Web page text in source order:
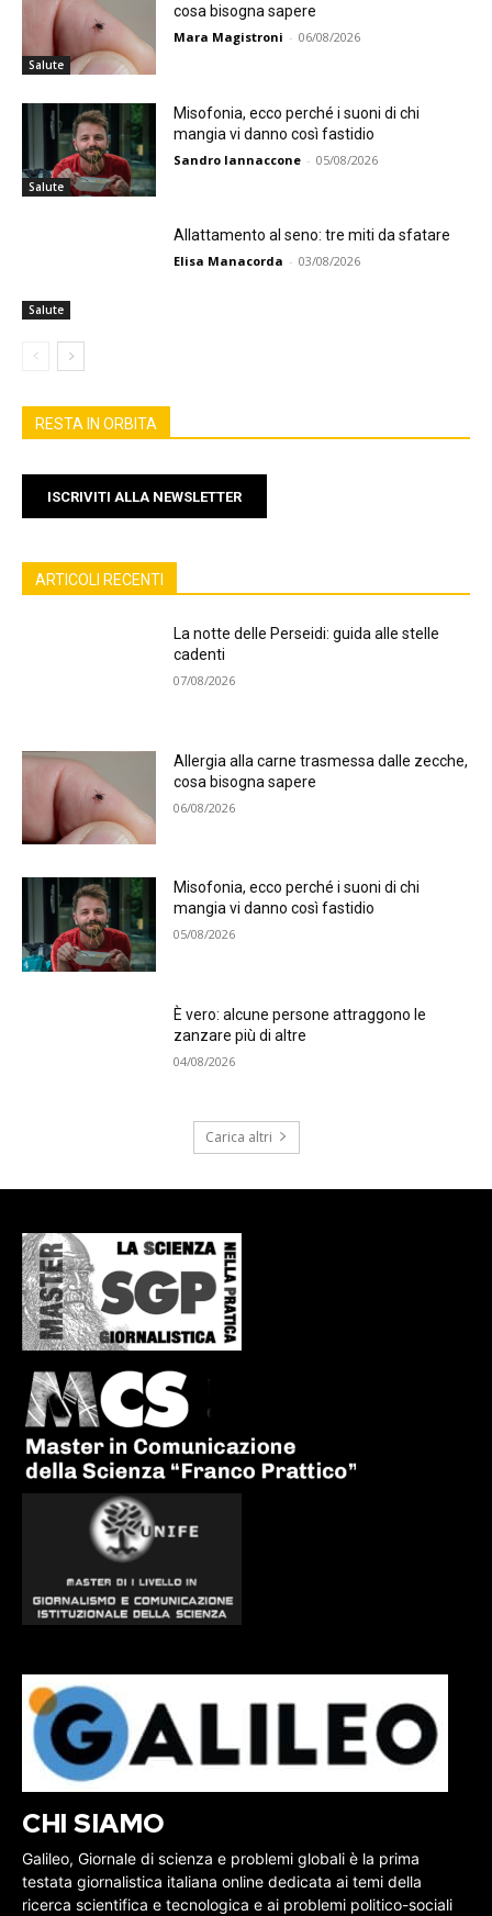
Salute
cosa bisogna sapere
Mara Magistroni - 06/08/2026
Salute
Misofonia, ecco perché i suoni di chi
mangia vi danno così fastidio
Sandro Iannaccone - 05/08/2026
Salute
Allattamento al seno: tre miti da sfatare
Elisa Manacorda - 03/08/2026
RESTA IN ORBITA
ISCRIVITI ALLA NEWSLETTER
ARTICOLI RECENTI
La notte delle Perseidi: guida alle stelle
cadenti
07/08/2026
Allergia alla carne trasmessa dalle zecche,
cosa bisogna sapere
06/08/2026
Misofonia, ecco perché i suoni di chi
mangia vi danno così fastidio
05/08/2026
È vero: alcune persone attraggono le
zanzare più di altre
04/08/2026
Carica altri
CHI SIAMO
Galileo, Giornale di scienza e problemi globali è la prima
testata giornalistica italiana online dedicata ai temi della
ricerca scientifica e tecnologica e ai problemi politico-sociali